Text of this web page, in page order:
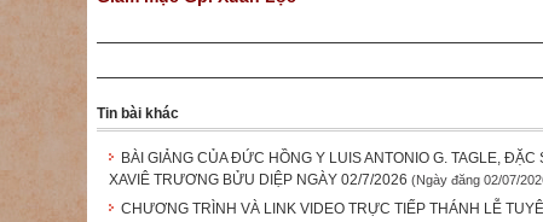
Tin bài khác
BÀI GIẢNG CỦA ĐỨC HỒNG Y LUIS ANTONIO G. TAGLE,
XAVIÊ TRƯƠNG BỬU DIỆP NGÀY 02/7/2026 (Ngày đăng 02/07/
CHƯƠNG TRÌNH VÀ LINK VIDEO TRỰC TIẾP THÁNH LỄ